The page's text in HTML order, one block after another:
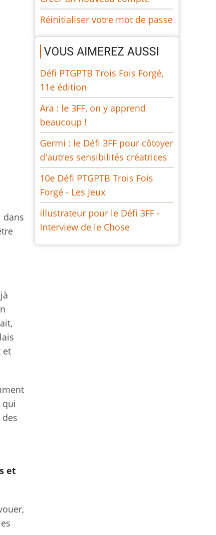
dans
et
et
Réinitialiser votre mot de passe
VOUS AIMEREZ AUSSI
Défi PTGPTB Trois Fois Forgé,
11e édition
Ara : le 3FF, on y apprend
beaucoup !
Germi : le Défi 3FF pour côtoyer
d'autres sensibilités créatrices
10e Défi PTGPTB Trois Fois
Forgé - Les Jeux
illustrateur pour le Défi 3FF -
Interview de le Chose